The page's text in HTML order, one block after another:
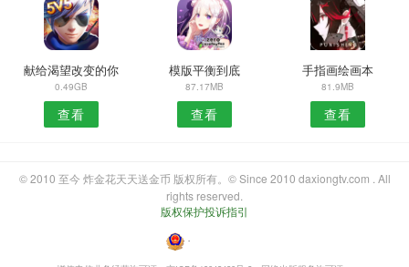
献给渴望改变的你
0.49GB
查看
模版平衡到底
87.17MB
查看
手指画绘画本
81.9MB
查看
© 2010 至今 炸金花天天送金币 版权所有。© Since 2010 daxiongtv.com . All
rights reserved.
版权保护投诉指引
・